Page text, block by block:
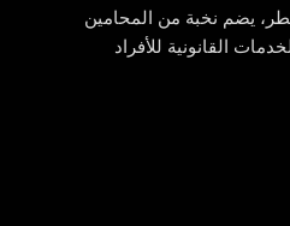
يضم نخبة من المحامين
القانونية للأفراد